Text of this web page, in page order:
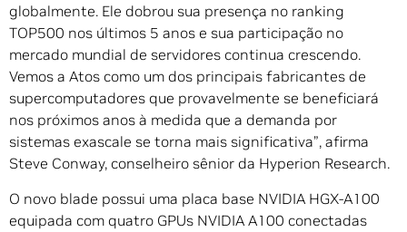
globalmente. Ele dobrou sua presença no ranking
TOP500 nos últimos 5 anos e sua participação no
mercado mundial de servidores continua crescendo.
Vemos a Atos como um dos principais fabricantes de
supercomputadores que provavelmente se beneficiará
nos próximos anos à medida que a demanda por
sistemas exascale se torna mais significativa”, afirma
Steve Conway, conselheiro sênior da Hyperion Research.
O novo blade possui uma placa base NVIDIA HGX-A100
equipada com quatro GPUs NVIDIA A100 conectadas